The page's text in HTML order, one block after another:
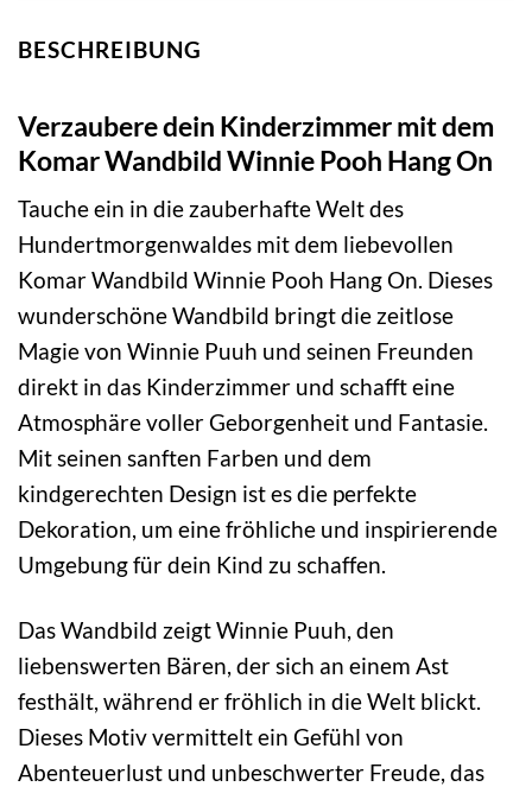
BESCHREIBUNG
Verzaubere dein Kinderzimmer mit dem
Komar Wandbild Winnie Pooh Hang On
Tauche ein in die zauberhafte Welt des
Hundertmorgenwaldes mit dem liebevollen
Komar Wandbild Winnie Pooh Hang On. Dieses
wunderschöne Wandbild bringt die zeitlose
Magie von Winnie Puuh und seinen Freunden
direkt in das Kinderzimmer und schafft eine
Atmosphäre voller Geborgenheit und Fantasie.
Mit seinen sanften Farben und dem
kindgerechten Design ist es die perfekte
Dekoration, um eine fröhliche und inspirierende
Umgebung für dein Kind zu schaffen.
Das Wandbild zeigt Winnie Puuh, den
liebenswerten Bären, der sich an einem Ast
festhält, während er fröhlich in die Welt blickt.
Dieses Motiv vermittelt ein Gefühl von
Abenteuerlust und unbeschwerter Freude, das